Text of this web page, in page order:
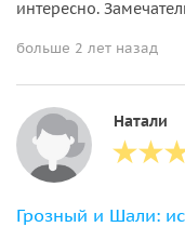
интересно.
больше 2 лет назад
Натали
Грозный и Шали: